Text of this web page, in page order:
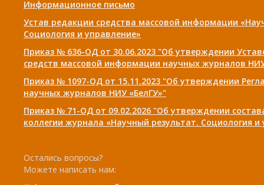
Информационное письмо
Устав редакции средства массовой информации
Социология и управление»
Приказ № 636-ОД от 30.06.2023 "Об утверждении
средств массовой информации научных журналов
Приказ № 1097-ОД от 15.11.2023 "Об утверждении
научных журналов НИУ «БелГУ»"
Приказ № 71-ОД от 09.02.2026 "Об утверждении
коллегии журнала «Научный результат. Социология и
Остались вопросы?
Можете написать нам: